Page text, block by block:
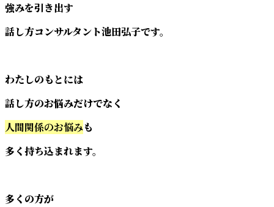
強みを引き出す
話し方コンサルタント池田弘子です。
わたしのもとには
話し方のお悩みだけでなく
人間関係のお悩みも
多く持ち込まれます。
多くの方が